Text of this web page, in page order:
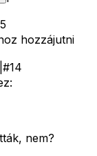
hozzájutni
#14
nem?